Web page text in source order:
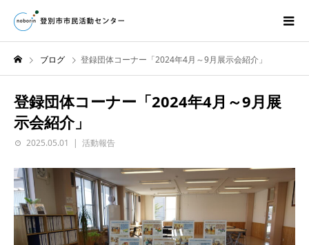
ブログ 登録団体コーナー「2024年4月～9月展示会紹介」
登録団体コーナー「2024年4月～9月展
示会紹介」
2025.05.01 活動報告